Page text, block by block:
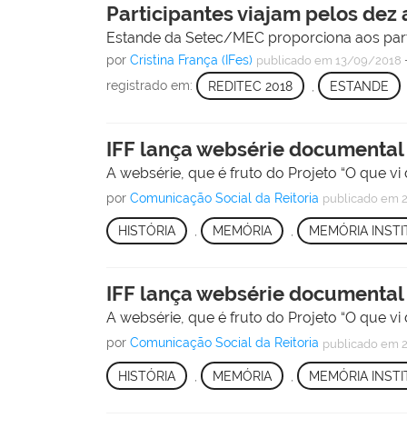
Participantes viajam pelos dez
Estande da Setec/MEC proporciona aos
porCristina França (IFes) publicado em 13/09/2018
registrado em:
REDITEC 2018 ESTANDE
IFF lança websérie
A websérie, que é fruto do Projeto “O que vi
porComunicação Social da Reitoria publicado em
HISTÓRIA MEMÓRIA MEMÓRIA
IFF lança websérie
A websérie, que é fruto do Projeto “O que vi
porComunicação Social da Reitoria publicado em
HISTÓRIA MEMÓRIA MEMÓRIA